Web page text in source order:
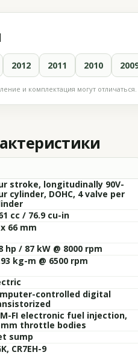
2012 2011 2010
и комплектация могут отличаться.
stroke, longitudinally 90V-
cylinder, DOHC, 4 valve per
cc / 76.9 cu-in
66 mm
hp / 87 kW @ 8000 rpm
kg-m @ 6500 rpm
controlled digital
FI electronic fuel injection,
mm throttle bodies
sump
CR7EH-9